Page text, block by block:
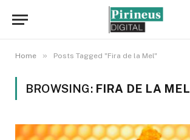
Home » Posts Tagged "Fira de la Mel"
BROWSING: FIRA DE LA MEL